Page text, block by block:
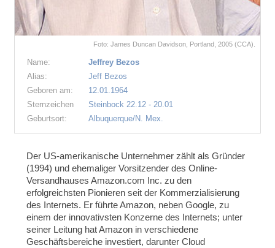
Foto: James Duncan Davidson, Portland, 2005 (CCA).
Name:
Jeffrey Bezos
Alias:
Jeff Bezos
Geboren am:
12.01.1964
Sternzeichen
Steinbock 22.12 - 20.01
Geburtsort:
Albuquerque/N. Mex.
Der US-amerikanische Unternehmer zählt als Gründer
(1994) und ehemaliger Vorsitzender des Online-
Versandhauses Amazon.com Inc. zu den
erfolgreichsten Pionieren seit der Kommerzialisierung
des Internets. Er führte Amazon, neben Google, zu
einem der innovativsten Konzerne des Internets; unter
seiner Leitung hat Amazon in verschiedene
Geschäftsbereiche investiert, darunter Cloud